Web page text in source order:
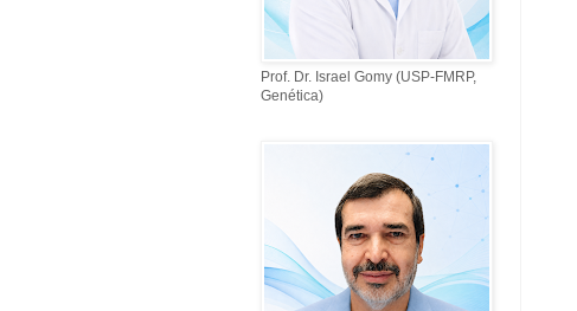
Prof. Dr. Israel Gomy (USP-FMRP,
Genética)